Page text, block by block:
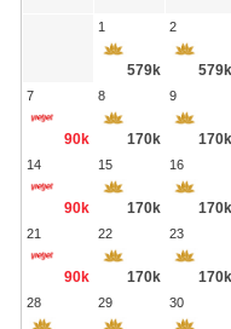
1
579k
2
579k
7
90k
8
170k
9
170k
14
90k
15
170k
16
170k
21
90k
22
170k
23
170k
28 29 30